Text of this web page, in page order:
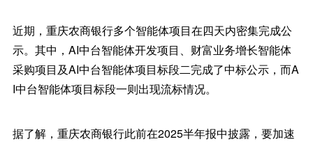
近期，重庆农商银行多个智能体项目在四天内密集完成公
示。其中，AI中台智能体开发项目、财富业务增长智能体
采购项目及AI中台智能体项目标段二完成了中标公示，而A
I中台智能体项目标段一则出现流标情况。
据了解，重庆农商银行此前在2025半年报中披露，要加速